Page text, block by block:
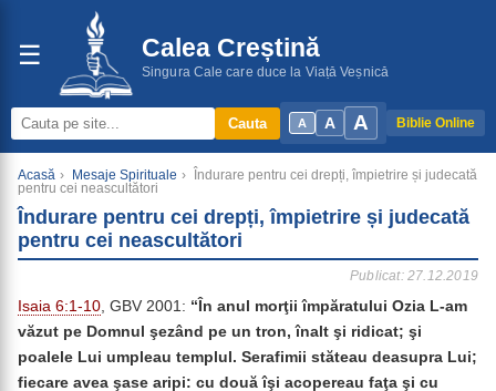
☰ Calea Creștină
Singura Cale care duce la Viață Veșnică
A A A Biblie Online
Cauta
Acasă › Mesaje Spirituale ›
Îndurare pentru cei drepți, împietrire și judecată
pentru cei neascultători
Îndurare pentru cei drepți, împietrire și judecată
pentru cei neascultători
Publicat: 27.12.2019
Isaia 6:1-10, GBV 2001: “În anul morţii împăratului Ozia L-am
văzut pe Domnul şezând pe un tron, înalt şi ridicat; şi
poalele Lui umpleau templul. Serafimii stăteau deasupra Lui;
fiecare avea şase aripi: cu două îşi acopereau faţa şi cu